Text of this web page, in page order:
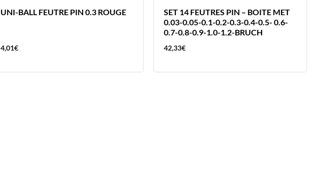
UNI-BALL FEUTRE PIN 0.3 ROUGE
4,01€
SET 14 FEUTRES PIN – BOITE MET
0.03-0.05-0.1-0.2-0.3-0.4-0.5- 0.6-
0.7-0.8-0.9-1.0-1.2-BRUCH
42,33€